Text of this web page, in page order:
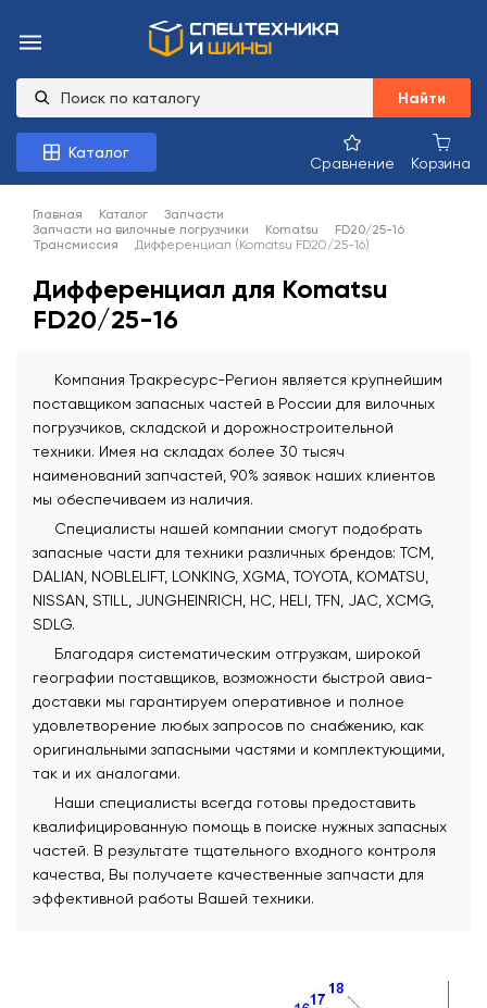
Найти
Каталог
Сравнение Корзина
Главная Каталог
Запчасти
Запчасти на вилочные погрузчики
Komatsu
FD20/25-16
Трансмиссия
Дифференциал (Komatsu FD20/25-16)
Дифференциал для Komatsu
FD20/25-16
Компания Тракресурс-Регион является крупнейшим
поставщиком запасных частей в России для вилочных
погрузчиков, складской и дорожностроительной
техники. Имея на складах более 30 тысяч
наименований запчастей, 90% заявок наших клиентов
мы обеспечиваем из наличия.
Специалисты нашей компании смогут подобрать
запасные части для техники различных брендов: TCM,
DALIAN, NOBLELIFT, LONKING, XGMA, TOYOTA, KOMATSU,
NISSAN, STILL, JUNGHEINRICH, HC, HELI, TFN, JAC, XCMG,
SDLG.
Благодаря систематическим отгрузкам, широкой
географии поставщиков, возможности быстрой авиа-
доставки мы гарантируем оперативное и полное
удовлетворение любых запросов по снабжению, как
оригинальными запасными частями и комплектующими,
так и их аналогами.
Наши специалисты всегда готовы предоставить
квалифицированную помощь в поиске нужных запасных
частей. В результате тщательного входного контроля
качества, Вы получаете качественные запчасти для
эффективной работы Вашей техники.